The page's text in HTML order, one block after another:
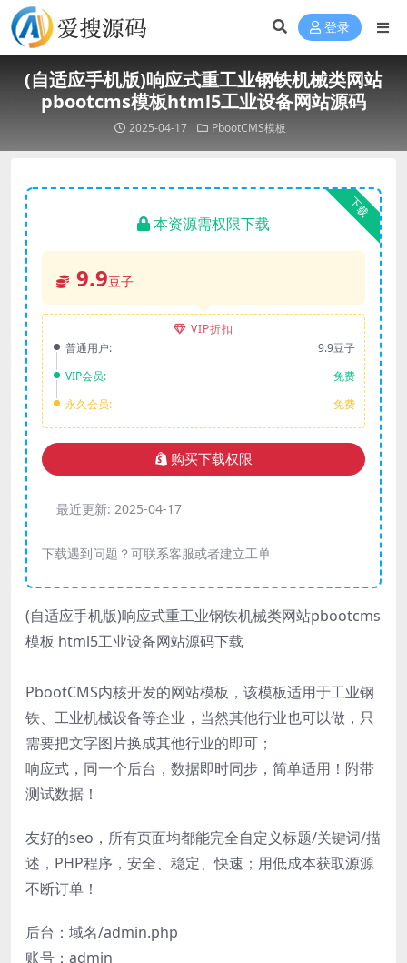
登录
(自适应手机版)响应式重工业钢铁机械类网站
pbootcms模板html5工业设备网站源码
2025-04-17 PbootCMS模板
下载
本资源需权限下载
9.9豆子
VIP折扣
普通用户:
9.9豆子
VIP会员:
免费
永久会员:
免费
购买下载权限
最近更新: 2025-04-17
下载遇到问题？可联系客服或者建立工单
(自适应手机版)响应式重工业钢铁机械类网站pbootcms
模板 html5工业设备网站源码下载
PbootCMS内核开发的网站模板，该模板适用于工业钢
铁、工业机械设备等企业，当然其他行业也可以做，只
需要把文字图片换成其他行业的即可；
响应式，同一个后台，数据即时同步，简单适用！附带
测试数据！
友好的seo，所有页面均都能完全自定义标题/关键词/描
述，PHP程序，安全、稳定、快速；用低成本获取源源
不断订单！
后台：域名/admin.php
账号：admin